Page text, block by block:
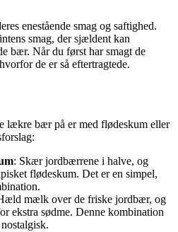
enestående smag og saftighed.
smag, der sjældent kan
bær. Når du først har smagt de
de er så eftertragtede.
lækre bær på er med flødeskum eller
: Skær jordbærrene i halve, og
flødeskum. Det er en simpel,
mælk over de friske jordbær, og
ekstra sødme. Denne kombination